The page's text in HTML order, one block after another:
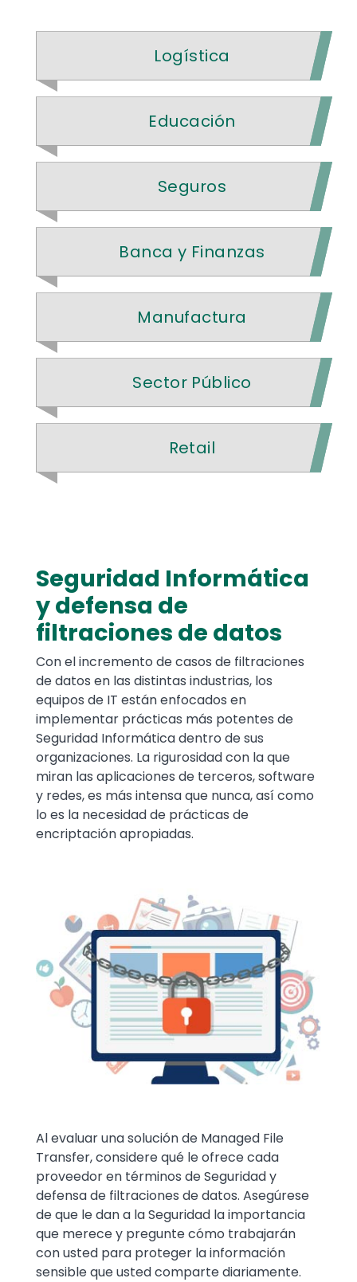
Logística
Educación
Seguros
Banca y Finanzas
Manufactura
Sector Público
Retail
Text
Seguridad Informática
y defensa de
filtraciones de datos
Con el incremento de casos de filtraciones
de datos en las distintas industrias, los
equipos de IT están enfocados en
implementar prácticas más potentes de
Seguridad Informática dentro de sus
organizaciones. La rigurosidad con la que
miran las aplicaciones de terceros, software
y redes, es más intensa que nunca, así como
lo es la necesidad de prácticas de
encriptación apropiadas.
Al evaluar una solución de Managed File
Transfer, considere qué le ofrece cada
proveedor en términos de Seguridad y
defensa de filtraciones de datos. Asegúrese
de que le dan a la Seguridad la importancia
que merece y pregunte cómo trabajarán
con usted para proteger la información
sensible que usted comparte diariamente.